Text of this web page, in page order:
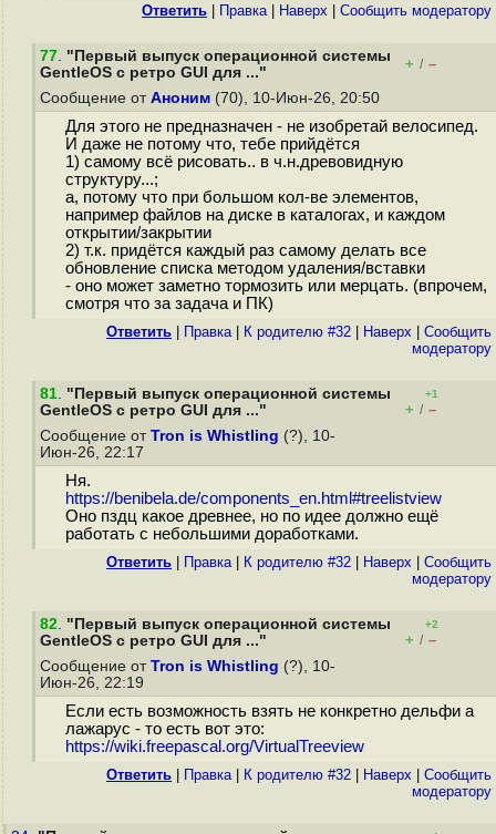
Ответить Правка| Наверх Cообщить модератору
77. "Первый выпуск операционной системы
GentleOS с ретро GUI для ..."
+ / –
Сообщение от Аноним (70), 10-Июн-26, 20:50
Для этого не предназначен - не изобретай велосипед.
И даже не потому что, тебе прийдётся
1) самому всё рисовать.. в ч.н.древовидную
структуру...;
а, потому что при большом кол-ве элементов,
например файлов на диске в каталогах, и каждом
открытии/закрытии
2) т.к. придётся каждый раз самому делать все
обновление списка методом удаления/вставки
- оно может заметно тормозить или мерцать. (впрочем,
смотря что за задача и ПК)
Ответить Правка| К родителю #32 Наверх
Cообщить
модератору
81. "Первый выпуск операционной системы
GentleOS с ретро GUI для ..."
+1
+ / –
Сообщение от Tron is Whistling (?), 10-
Июн-26, 22:17
Ня.
https://benibela.de/components_en.html#treelistview
Оно пздц какое древнее, но по идее должно ещё
работать с небольшими доработками.
Ответить Правка| К родителю #32 Наверх
Cообщить
модератору
82. "Первый выпуск операционной системы
GentleOS с ретро GUI для ..."
+2
+ / –
Сообщение от Tron is Whistling (?), 10-
Июн-26, 22:19
Если есть возможность взять не конкретно дельфи а
лажарус - то есть вот это:
https://wiki.freepascal.org/VirtualTreeview
Ответить Правка| К родителю #32 Наверх
Cообщить
модератору